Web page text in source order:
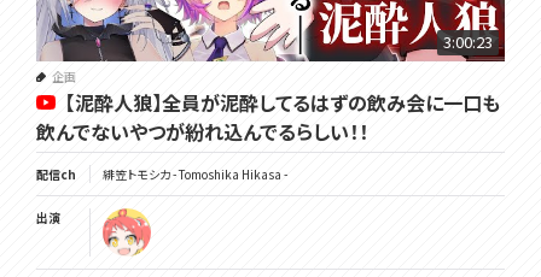
3:00:23
企画
【泥酔人狼】全員が泥酔してるはずの飲み会に一口も
飲んでないやつが紛れ込んでるらしい！！
配信ch 緋笠トモシカ - Tomoshika Hikasa -
出演